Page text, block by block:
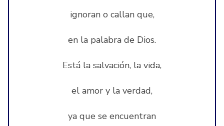
ignoran o callan que,
en la palabra de Dios.
Está la salvación, la vida,
el amor y la verdad,
ya que se encuentran